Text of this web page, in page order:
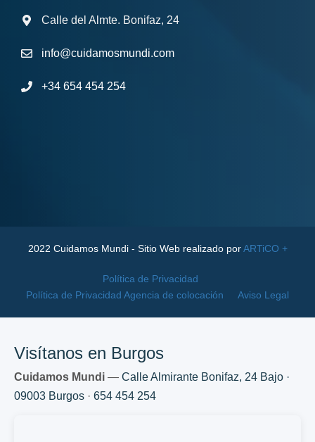
Calle del Almte. Bonifaz, 24
info@cuidamosmundi.com
+34 654 454 254
2022 Cuidamos Mundi - Sitio Web realizado porARTiCO +
Política de Privacidad
Política de Privacidad Agencia de colocación
Aviso Legal
Visítanos en Burgos
Cuidamos Mundi — Calle Almirante Bonifaz, 24 Bajo ·
09003 Burgos · 654 454 254